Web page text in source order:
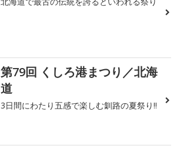
第79回 くしろ港まつり／北海
道
3日間にわたり五感で楽しむ釧路の夏祭り!!